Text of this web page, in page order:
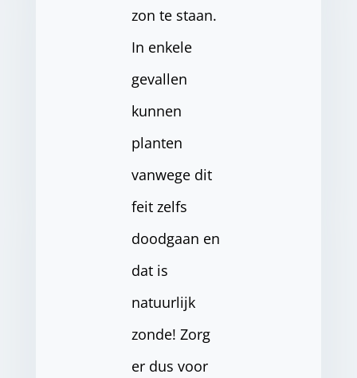
zon te staan.
In enkele
gevallen
kunnen
planten
vanwege dit
feit zelfs
doodgaan en
dat is
natuurlijk
zonde! Zorg
er dus voor